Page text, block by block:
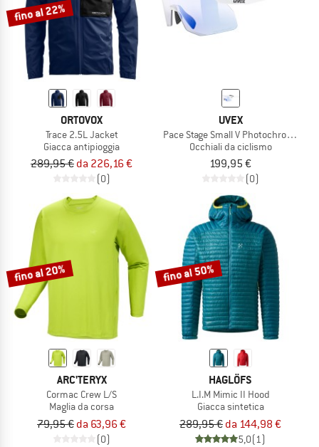
fino al 22%
ORTOVOX
Trace 2.5L Jacket
Giacca antipioggia
289,95 € da 226,16 €
(0)
UVEX
Pace Stage Small V Photochromic S1-
Occhiali da ciclismo
199,95 €
(0)
fino al 20%
ARC'TERYX
Cormac Crew L/S
Maglia da corsa
79,95 € da 63,96 €
(0)
fino al 50%
HAGLÖFS
L.I.M Mimic II Hood
Giacca sintetica
289,95 € da 144,98 €
5,0(1)